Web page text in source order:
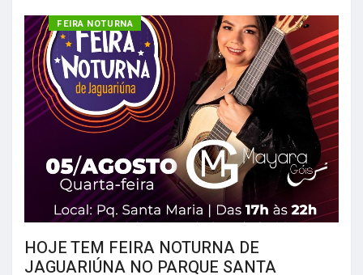
CULTURA
FEIRA NOTURNA
HOJE TEM FEIRA NOTURNA DE
JAGUARIÚNA NO PARQUE SANTA